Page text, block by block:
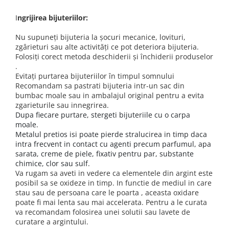
Ingrijirea bijuteriilor:
Nu supuneți bijuteria la șocuri mecanice, lovituri,
zgârieturi sau alte activități ce pot deteriora bijuteria.
Folosiți corect metoda deschiderii și închiderii produselor
.
Evitați purtarea bijuteriilor în timpul somnului
Recomandam sa pastrati bijuteria intr-un sac din
bumbac moale sau in ambalajul original pentru a evita
zgarieturile sau innegrirea.
Dupa fiecare purtare, stergeti bijuteriile cu o carpa
moale.
Metalul pretios isi poate pierde stralucirea in timp daca
intra frecvent in contact cu agenti precum parfumul, apa
sarata, creme de piele, fixativ pentru par, substante
chimice, clor sau sulf.
Va rugam sa aveti in vedere ca elementele din argint este
posibil sa se oxideze in timp. In functie de mediul in care
stau sau de persoana care le poarta , aceasta oxidare
poate fi mai lenta sau mai accelerata. Pentru a le curata
va recomandam folosirea unei solutii sau lavete de
curatare a argintului.